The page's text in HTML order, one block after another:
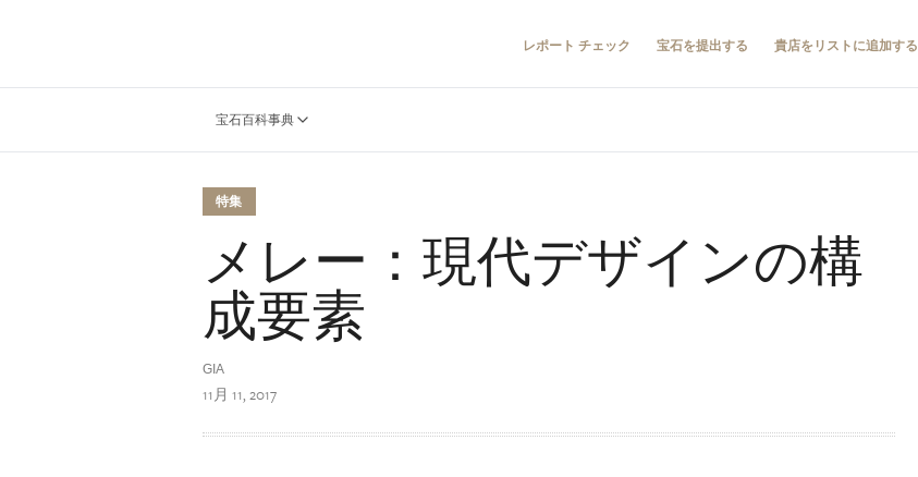
レポート チェック 宝石を提出する 貴店をリストに追加する
宝石百科事典
特集
メレー：現代デザインの構
成要素
GIA
11月 11, 2017